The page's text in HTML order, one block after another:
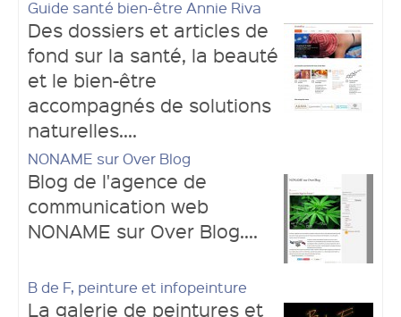
Guide santé bien-être Annie Riva
Des dossiers et articles de
fond sur la santé, la beauté
et le bien-être
accompagnés de solutions
naturelles....
NONAME sur Over Blog
Blog de l'agence de
communication web
NONAME sur Over Blog....
B de F, peinture et infopeinture
La galerie de peintures et